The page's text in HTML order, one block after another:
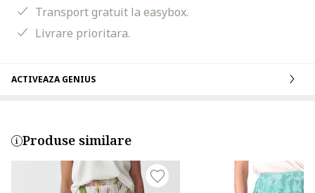
Transport gratuit la easybox.
Livrare prioritara.
ACTIVEAZA GENIUS
Produse similare